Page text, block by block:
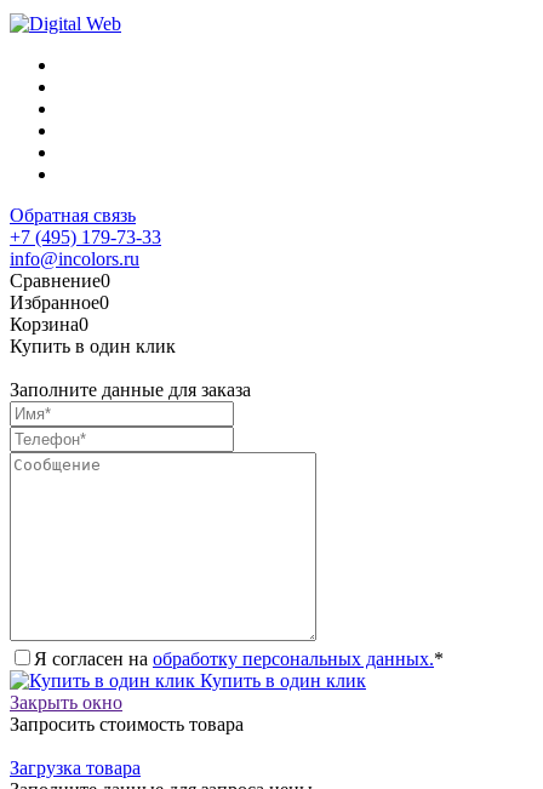
Обратная связь
+7 (495) 179-73-33
info@incolors.ru
Сравнение0
Избранное0
Корзина0
Купить в один клик
Заполните данные для заказа
Я согласен на обработку персональных данных.*
Купить в один клик
Закрыть окно
Запросить стоимость товара
Загрузка товара